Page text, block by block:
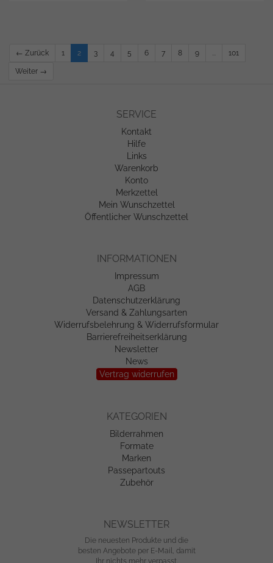
← Zurück 1 2 3 4 5 6 7 8 9 ... 101
Weiter →
SERVICE
Kontakt
Hilfe
Links
Warenkorb
Konto
Merkzettel
Mein Wunschzettel
Öffentlicher Wunschzettel
INFORMATIONEN
Impressum
AGB
Datenschutzerklärung
Versand & Zahlungsarten
Widerrufsbelehrung & Widerrufsformular
Barrierefreiheitserklärung
Newsletter
News
Vertrag widerrufen
KATEGORIEN
Bilderrahmen
Formate
Marken
Passepartouts
Zubehör
NEWSLETTER
Die neuesten Produkte und die
besten Angebote per E-Mail, damit